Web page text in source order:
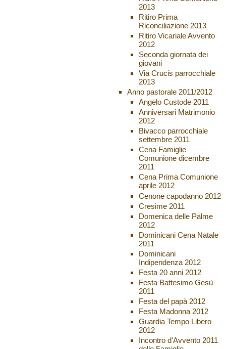
2013
Ritiro Prima
Riconciliazione 2013
Ritiro Vicariale Avvento
2012
Seconda giornata dei
giovani
Via Crucis parrocchiale
2013
Anno pastorale 2011/2012
Angelo Custode 2011
Anniversari Matrimonio
2012
Bivacco parrocchiale
settembre 2011
Cena Famiglie
Comunione dicembre
2011
Cena Prima Comunione
aprile 2012
Cenone capodanno 2012
Cresime 2011
Domenica delle Palme
2012
Dominicani Cena Natale
2011
Dominicani
Indipendenza 2012
Festa 20 anni 2012
Festa Battesimo Gesù
2011
Festa del papà 2012
Festa Madonna 2012
Guardia Tempo Libero
2012
Incontro d'Avvento 2011